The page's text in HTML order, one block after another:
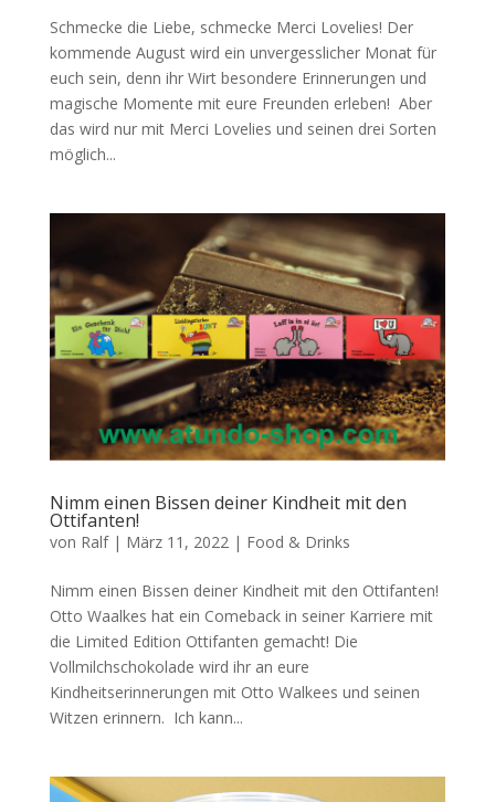
Schmecke die Liebe, schmecke Merci Lovelies! Der
kommende August wird ein unvergesslicher Monat für
euch sein, denn ihr Wirt besondere Erinnerungen und
magische Momente mit eure Freunden erleben! Aber
das wird nur mit Merci Lovelies und seinen drei Sorten
möglich...
Nimm einen Bissen deiner Kindheit mit den
Ottifanten!
von Ralf| März 11, 2022| Food & Drinks
Nimm einen Bissen deiner Kindheit mit den Ottifanten!
Otto Waalkes hat ein Comeback in seiner Karriere mit
die Limited Edition Ottifanten gemacht! Die
Vollmilchschokolade wird ihr an eure
Kindheitserinnerungen mit Otto Walkees und seinen
Witzen erinnern. Ich kann...